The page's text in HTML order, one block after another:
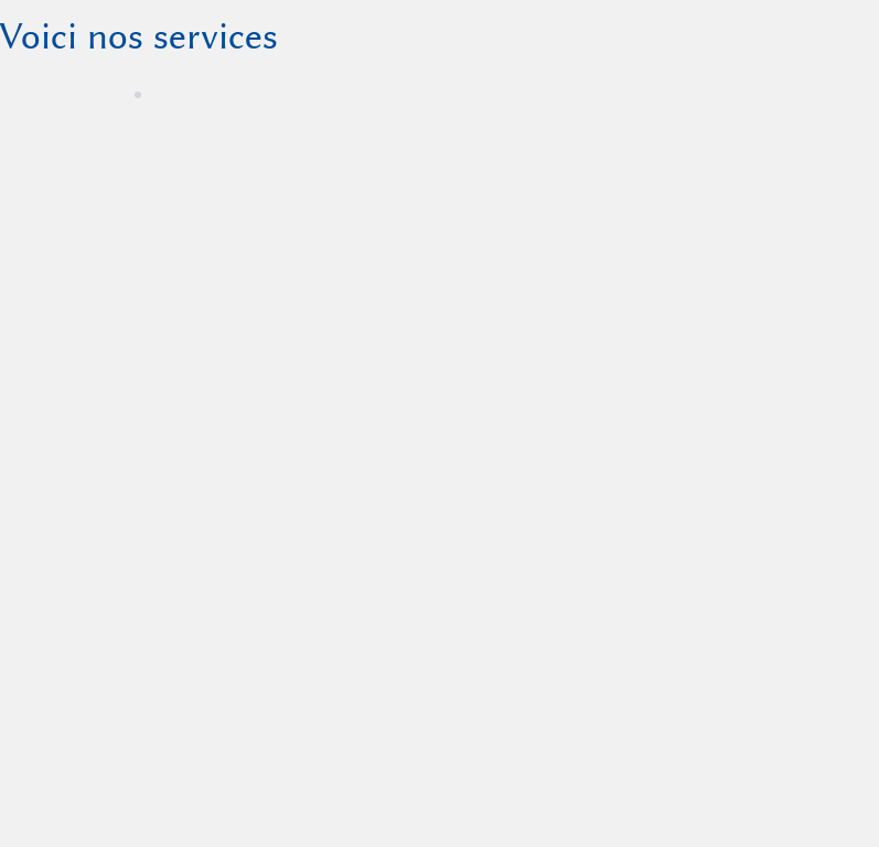
Voici nos services